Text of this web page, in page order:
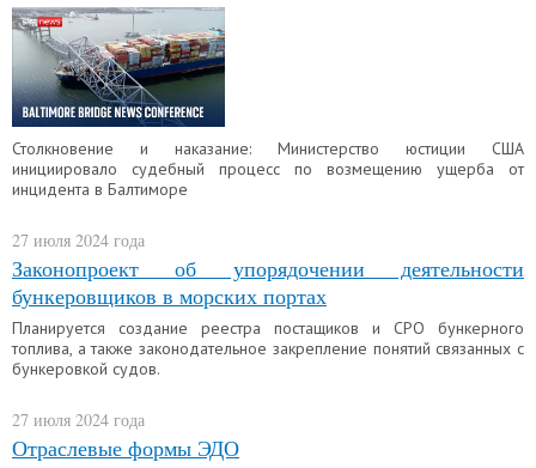
Столкновение и наказание: Министерство юстиции США
инициировало судебный процесс по возмещению ущерба от
инцидента в Балтиморе
27 июля 2024 года
Законопроект об упорядочении деятельности
бункеровщиков в морских портах
Планируется создание реестра постащиков и СРО бункерного
топлива, а также законодательное закрепление понятий связанных с
бункеровкой судов.
27 июля 2024 года
Отраслевые формы ЭДО